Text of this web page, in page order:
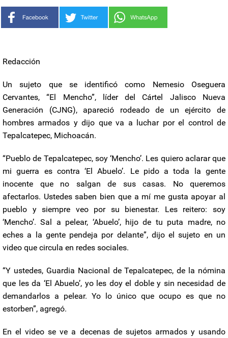
Redacción
Un sujeto que se identificó como Nemesio Oseguera
Cervantes, “El Mencho”, líder del Cártel Jalisco Nueva
Generación (CJNG), apareció rodeado de un ejército de
hombres armados y dijo que va a luchar por el control de
Tepalcatepec, Michoacán.
“Pueblo de Tepalcatepec, soy ‘Mencho’. Les quiero aclarar que
mi guerra es contra ‘El Abuelo’. Le pido a toda la gente
inocente que no salgan de sus casas. No queremos
afectarlos. Ustedes saben bien que a mí me gusta apoyar al
pueblo y siempre veo por su bienestar. Les reitero: soy
‘Mencho’. Sal a pelear, ‘Abuelo’, hijo de tu puta madre, no
eches a la gente pendeja por delante”, dijo el sujeto en un
video que circula en redes sociales.
“Y ustedes, Guardia Nacional de Tepalcatepec, de la nómina
que les da ‘El Abuelo’, yo les doy el doble y sin necesidad de
demandarlos a pelear. Yo lo único que ocupo es que no
estorben”, agregó.
En el video se ve a decenas de sujetos armados y usando